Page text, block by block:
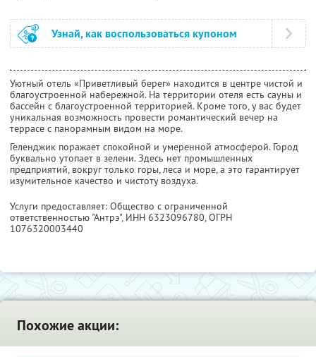
Узнай, как воспользоваться купоном
Уютный отель «Приветливый берег» находится в центре чистой и
благоустроенной набережной. На территории отеля есть сауны и
бассейн с благоустроенной территорией. Кроме того, у вас будет
уникальная возможность провести романтический вечер на
террасе с панорамным видом на море.
Геленджик поражает спокойной и умеренной атмосферой. Город
буквально утопает в зелени. Здесь нет промышленных
предприятий, вокруг только горы, леса и море, а это гарантирует
изумительное качество и чистоту воздуха.
Услуги предоставляет: Общество с ограниченной
ответственностью "Антрэ", ИНН 6323096780, ОГРН
1076320003440
Похожие акции: